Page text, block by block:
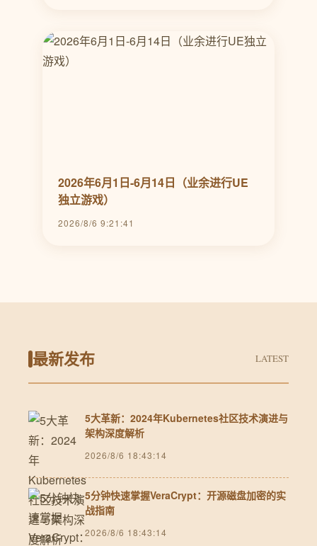
2026年6月1日-6月14日（业余进行UE
独立游戏）
2026/8/6 9:21:41
最新发布 LATEST
5大革新：2024年Kubernetes社区技术演进与
架构深度解析
2026/8/6 18:43:14
5分钟快速掌握VeraCrypt：开源磁盘加密的实
战指南
2026/8/6 18:43:14